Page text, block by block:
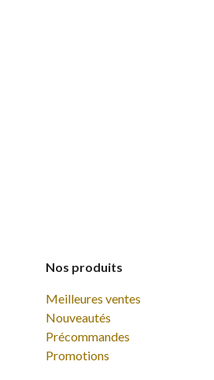
Nos produits
Meilleures ventes
Nouveautés
Précommandes
Promotions